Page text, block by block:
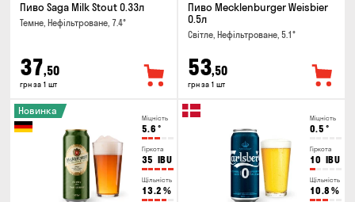
Пиво Saga Milk Stout 0.33л
Темне, Нефільтроване, 7.4°
37,50
грн за 1 шт
Пиво Mecklenburger Weisbier
0.5л
Світле, Нефільтроване, 5.1°
53,50
грн за 1 шт
Міцність
5.6 °
Гіркота
35 IBU
Щільність
13.2 %
Новинка
Міцність
0.5 °
Гіркота
10 IBU
Щільність
10.8 %